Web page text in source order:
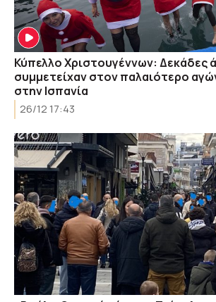
Κύπελλο Χριστουγέννων: Δεκάδες
συμμετείχαν στον παλαιότερο
στην Ισπανία
26/12 17:43